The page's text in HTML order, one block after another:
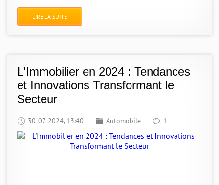
LIRE LA SUITE
L'Immobilier en 2024 : Tendances
et Innovations Transformant le
Secteur
30-07-2024, 13:40 Automobile 1